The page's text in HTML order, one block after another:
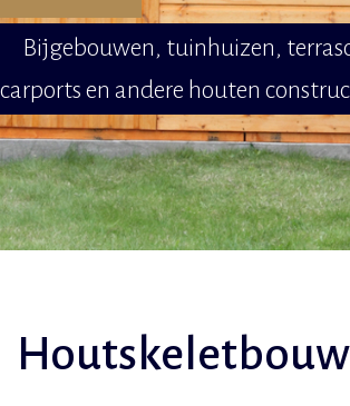
Bijgebouwen, tuinhuizen,
carports en andere houten